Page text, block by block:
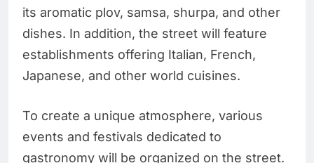
its aromatic plov, samsa, shurpa, and other
dishes. In addition, the street will feature
establishments offering Italian, French,
Japanese, and other world cuisines.
To create a unique atmosphere, various
events and festivals dedicated to
gastronomy will be organized on the street.